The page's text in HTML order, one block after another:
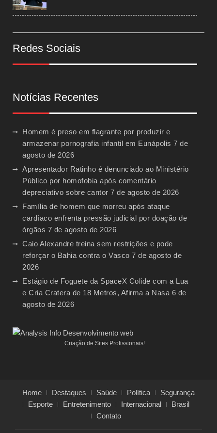
Redes Sociais
Notícias Recentes
Homem é preso em flagrante por produzir e
armazenar pornografia infantil em Eunápolis 7 de
agosto de 2026
Apresentador Ratinho é denunciado ao Ministério
Público por homofobia após comentário
depreciativo sobre cantor 7 de agosto de 2026
Família de homem que morreu após ataque
cardíaco enfrenta pressão judicial por doação de
órgãos 7 de agosto de 2026
Caio Alexandre treina sem restrições e pode
reforçar o Bahia contra o Vasco 7 de agosto de
2026
Estágio de Foguete da SpaceX Colide com a Lua
e Cria Cratera de 18 Metros, Afirma a Nasa 6 de
agosto de 2026
Criação de Sites Profissionais!
Home Destaques Saúde Política
Segurança
Esporte
Entretenimento Internacional
Brasil
Contato